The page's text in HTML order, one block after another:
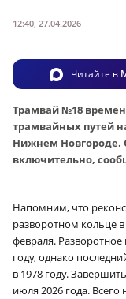
12:40, 27.04.2026
Читайте в
Трамвай №18
трамвайных путей
Нижнем Новгороде.
включительно,
Напомним, что
разворотном кольце
февраля. Разворотное
году, однако
в 1978 году.
июля 2026 года.